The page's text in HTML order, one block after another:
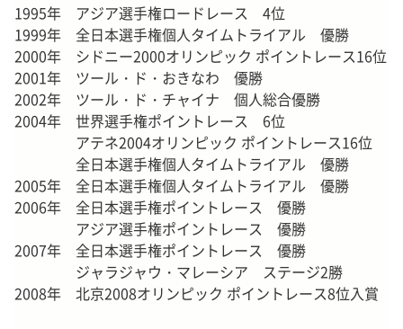
1995年 アジア選手権ロードレース 4位
1999年 全日本選手権個人タイムトライアル 優勝
2000年 シドニー2000オリンピック ポイントレース16位
2001年 ツール・ド・おきなわ 優勝
2002年 ツール・ド・チャイナ 個人総合優勝
2004年 世界選手権ポイントレース 6位
アテネ2004オリンピック ポイントレース16位
全日本選手権個人タイムトライアル 優勝
2005年 全日本選手権個人タイムトライアル 優勝
2006年 全日本選手権ポイントレース 優勝
アジア選手権ポイントレース 優勝
2007年 全日本選手権ポイントレース 優勝
ジャラジャウ・マレーシア ステージ2勝
2008年 北京2008オリンピック ポイントレース8位入賞